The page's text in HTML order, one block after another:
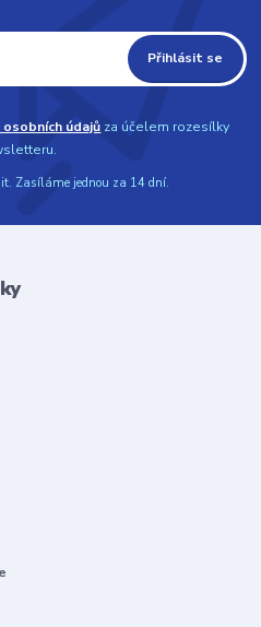
Přihlásit se
údajů za účelem rozesílky
Zasíláme jednou za 14 dní.